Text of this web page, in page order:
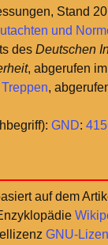
Stand
und
des Deutschen
, abgerufen
,
GND:
auf dem
GNU-